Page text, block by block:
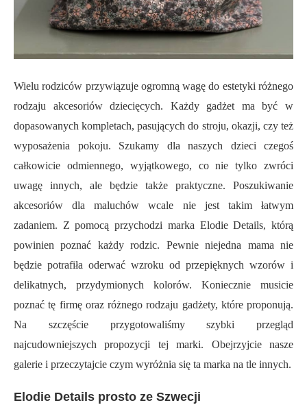
Wielu rodziców przywiązuje ogromną wagę do estetyki różnego
rodzaju akcesoriów dziecięcych. Każdy gadżet ma być w
dopasowanych kompletach, pasujących do stroju, okazji, czy też
wyposażenia pokoju. Szukamy dla naszych dzieci czegoś
całkowicie odmiennego, wyjątkowego, co nie tylko zwróci
uwagę innych, ale będzie także praktyczne. Poszukiwanie
akcesoriów dla maluchów wcale nie jest takim łatwym
zadaniem. Z pomocą przychodzi marka Elodie Details, którą
powinien poznać każdy rodzic. Pewnie niejedna mama nie
będzie potrafiła oderwać wzroku od przepięknych wzorów i
delikatnych, przydymionych kolorów. Koniecznie musicie
poznać tę firmę oraz różnego rodzaju gadżety, które proponują.
Na szczęście przygotowaliśmy szybki przegląd
najcudowniejszych propozycji tej marki. Obejrzyjcie nasze
galerie i przeczytajcie czym wyróżnia się ta marka na tle innych.
Elodie Details prosto ze Szwecji